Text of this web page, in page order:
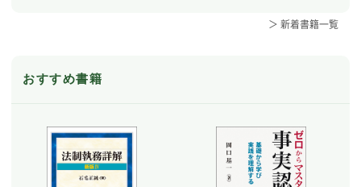
＞ 新着書籍一覧
おすすめ書籍